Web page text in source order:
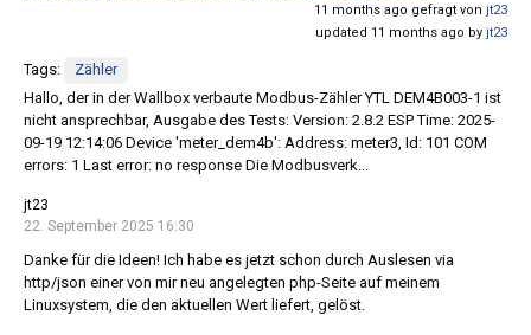
11 months ago gefragt von jt23
updated 11 months ago by jt23
Tags:
Zähler
Hallo, der in der Wallbox verbaute Modbus-Zähler YTL DEM4B003-1 ist
nicht ansprechbar, Ausgabe des Tests: Version: 2.8.2 ESP Time: 2025-
09-19 12:14:06 Device 'meter_dem4b': Address: meter3, Id: 101 COM
errors: 1 Last error: no response Die Modbusverk...
jt23
22. September 2025 16:30
Danke für die Ideen! Ich habe es jetzt schon durch Auslesen via
http/json einer von mir neu angelegten php-Seite auf meinem
Linuxsystem, die den aktuellen Wert liefert, gelöst.